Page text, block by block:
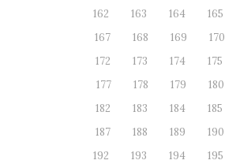
162
163 164 165
167
168 169 170
172
173 174 175
177
178 179 180
182
183 184 185
187
188 189 190
192
193 194 195